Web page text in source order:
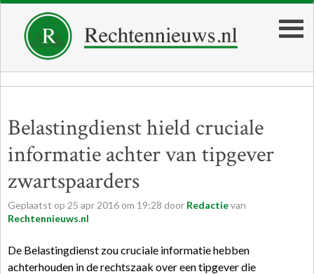
Belastingdienst hield cruciale
informatie achter van tipgever
zwartspaarders
Geplaatst op 25 apr 2016 om 19:28 door Redactievan
Rechtennieuws.nl
De Belastingdienst zou cruciale informatie hebben
achterhouden in de rechtszaak over een tipgever die